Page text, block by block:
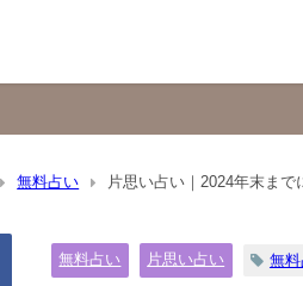
無料占い 片思い占い｜2024年末ま
無料占い 片思い占い 無